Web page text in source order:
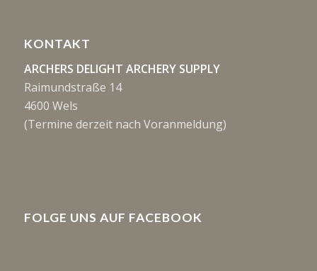
KONTAKT
ARCHERS DELIGHT ARCHERY SUPPLY
Raimundstraße 14
4600 Wels
(Termine derzeit nach Voranmeldung)
FOLGE UNS AUF FACEBOOK